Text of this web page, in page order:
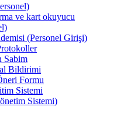
ve kart okuyucu
(Personel Girişi)
Sabim
Bildirimi
Formu
Sistemi
Sistemi)